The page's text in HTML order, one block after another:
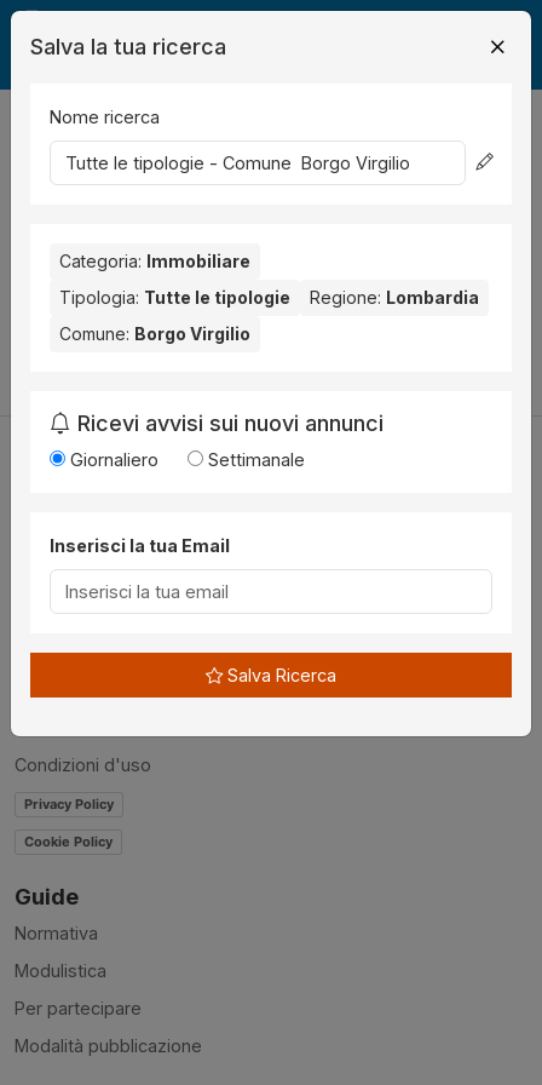
Legalmente Immobili
risultati Ordina per
Nessun risultato per la Provincia selezionata:
Prova a modificare i parametri di ricerca:
Utilità
Chi siamo
Disclaimer
News
Condizioni d'uso
Privacy Policy
Cookie Policy
Guide
Normativa
Modulistica
Per partecipare
Modalità pubblicazione
Salva la tua ricerca
Nome ricerca
Categoria: Immobiliare
Tipologia: Tutte le tipologie Regione: Lombardia
Comune: Borgo Virgilio
Ricevi avvisi sui nuovi annunci
Giornaliero Settimanale
Inserisci la tua Email
Salva Ricerca